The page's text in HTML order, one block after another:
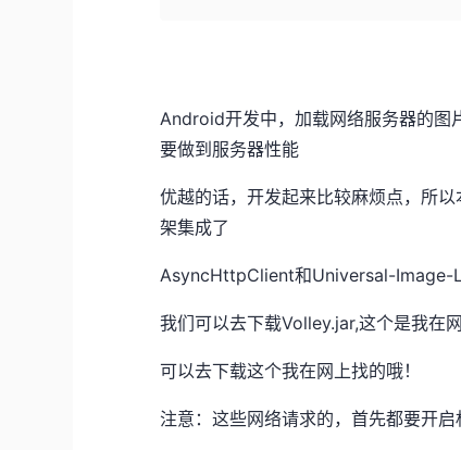
Android开发中，加载网络服务器的图
要做到服务器性能
优越的话，开发起来比较麻烦点，所
架集成了
AsyncHttpClient和Universal-Image-
我们可以去下载Volley.jar,这个是我在
可以去下载这个我在网上找的哦！
注意：这些网络请求的，首先都要开